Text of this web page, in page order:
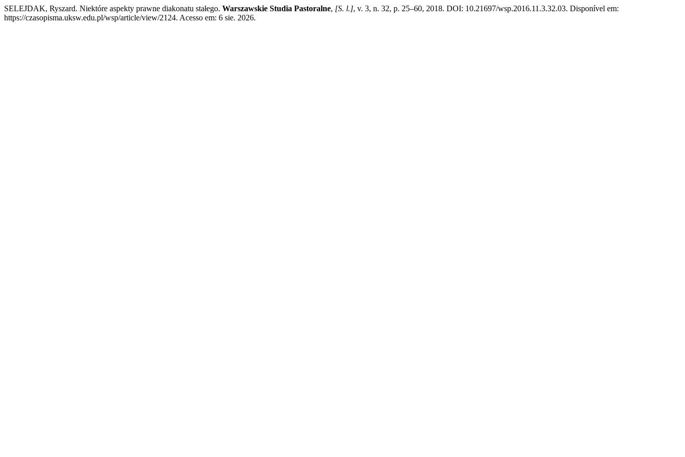
SELEJDAK, Ryszard. Niektóre aspekty prawne diakonatu stałego. Warszawskie Studia Pastoralne, [S. l.], v. 3, n. 32, p. 25–60, 2018. DOI: 10.21697/wsp.2016.11.3.32.03. Disponível em:
https://czasopisma.uksw.edu.pl/wsp/article/view/2124. Acesso em: 6 sie. 2026.